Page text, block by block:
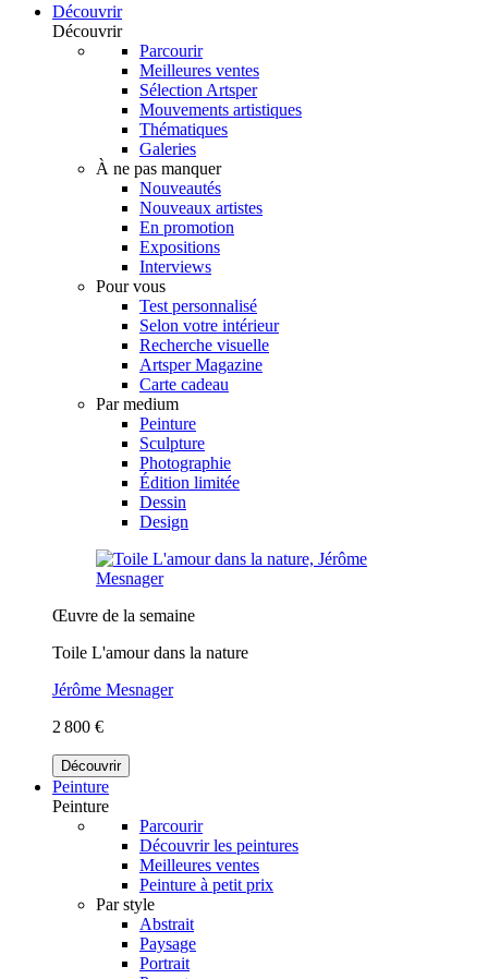
Découvrir
Découvrir
Parcourir
Meilleures ventes
Sélection Artsper
Mouvements artistiques
Thématiques
Galeries
À ne pas manquer
Nouveautés
Nouveaux artistes
En promotion
Expositions
Interviews
Pour vous
Test personnalisé
Selon votre intérieur
Recherche visuelle
Artsper Magazine
Carte cadeau
Par medium
Peinture
Sculpture
Photographie
Édition limitée
Dessin
Design
Œuvre de la semaine
Toile L'amour dans la nature
Jérôme Mesnager
2 800 €
Découvrir
Peinture
Peinture
Parcourir
Découvrir les peintures
Meilleures ventes
Peinture à petit prix
Par style
Abstrait
Paysage
Portrait